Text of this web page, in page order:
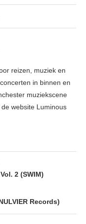
reizen, muziek en
in binnen en
muziekscene
website Luminous
2 (SWIM)
Records)